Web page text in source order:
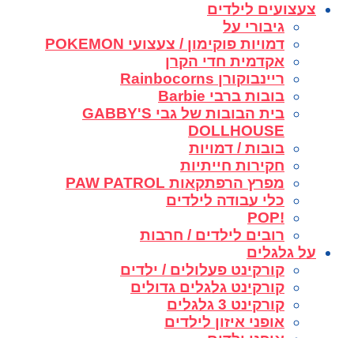
צעצועים לילדים
גיבורי על
דמויות פוקימון / צעצועי POKEMON
אקדמית חדי הקרן
ריינבוקורן Rainbocorns
בובות ברבי Barbie
בית הבובות של גבי GABBY'S
DOLLHOUSE
בובות / דמויות
חקירות חייתיות
מפרץ הרפתקאות PAW PATROL
כלי עבודה לילדים
!POP
רובים לילדים / חרבות
על גלגלים
קורקינט פעלולים / ילדים
קורקינט גלגלים גדולים
קורקינט 3 גלגלים
אופני איזון לילדים